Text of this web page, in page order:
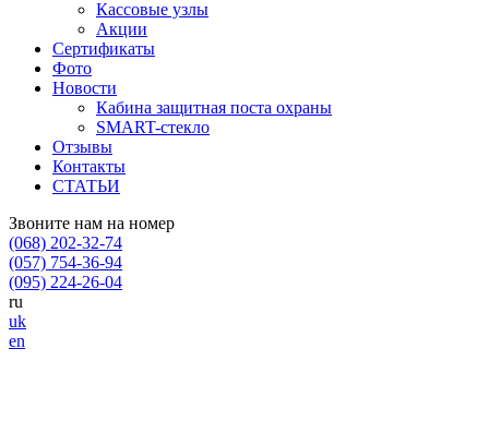
Кассовые узлы
Акции
Сертификаты
Фото
Новости
Кабина защитная поста охраны
SMART-стекло
Отзывы
Контакты
СТАТЬИ
Звоните нам на номер
(068) 202-32-74
(057) 754-36-94
(095) 224-26-04
ru
uk
en